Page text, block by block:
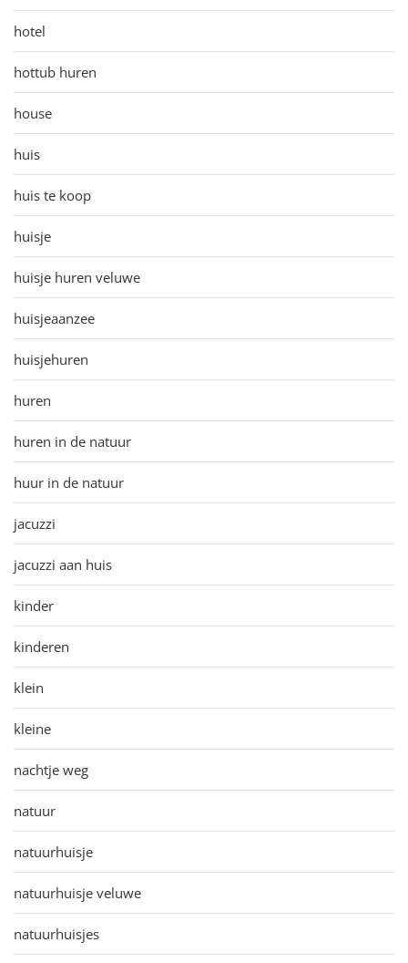
hotel
hottub huren
house
huis
huis te koop
huisje
huisje huren veluwe
huisjeaanzee
huisjehuren
huren
huren in de natuur
huur in de natuur
jacuzzi
jacuzzi aan huis
kinder
kinderen
klein
kleine
nachtje weg
natuur
natuurhuisje
natuurhuisje veluwe
natuurhuisjes